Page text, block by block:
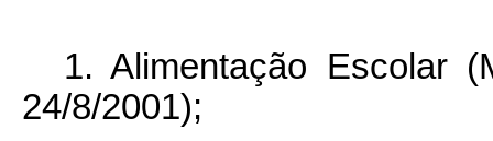
1. Alimentação Escolar
24/8/2001);